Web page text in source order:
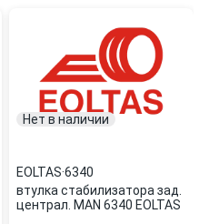
Нет в наличии
EOLTAS·6340
втулка стабилизатора зад.
централ. MAN 6340 EOLTAS